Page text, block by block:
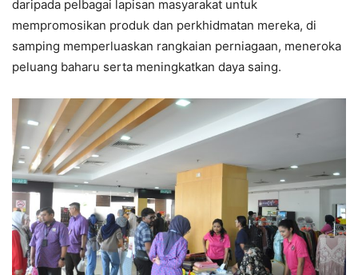
daripada pelbagai lapisan masyarakat untuk
mempromosikan produk dan perkhidmatan mereka, di
samping memperluaskan rangkaian perniagaan, meneroka
peluang baharu serta meningkatkan daya saing.